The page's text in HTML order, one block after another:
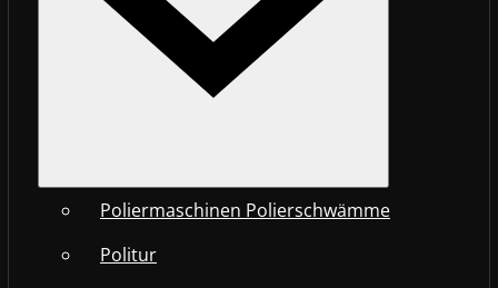
Poliermaschinen Polierschwämme
Politur